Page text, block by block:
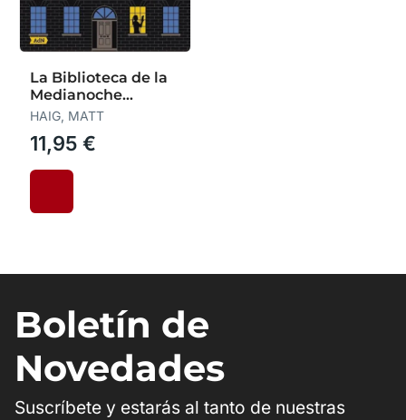
La Biblioteca de la
Medianoche
(Bolsillo)
HAIG, MATT
11,95 €
Boletín de
Novedades
Suscríbete y estarás al tanto de nuestras